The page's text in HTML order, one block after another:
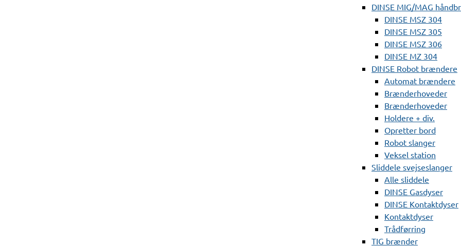
DINSE MIG/MAG
DINSE MSZ 304
DINSE MSZ 305
DINSE MSZ 306
DINSE MZ 304
DINSE Robot brændere
Automat brændere
Brænderhoveder
Brænderhoveder
Holdere + div.
Opretter bord
Robot slanger
Veksel station
Sliddele svejseslanger
Alle sliddele
DINSE Gasdyser
DINSE Kontaktdyser
Kontaktdyser
Trådførring
TIG brænder